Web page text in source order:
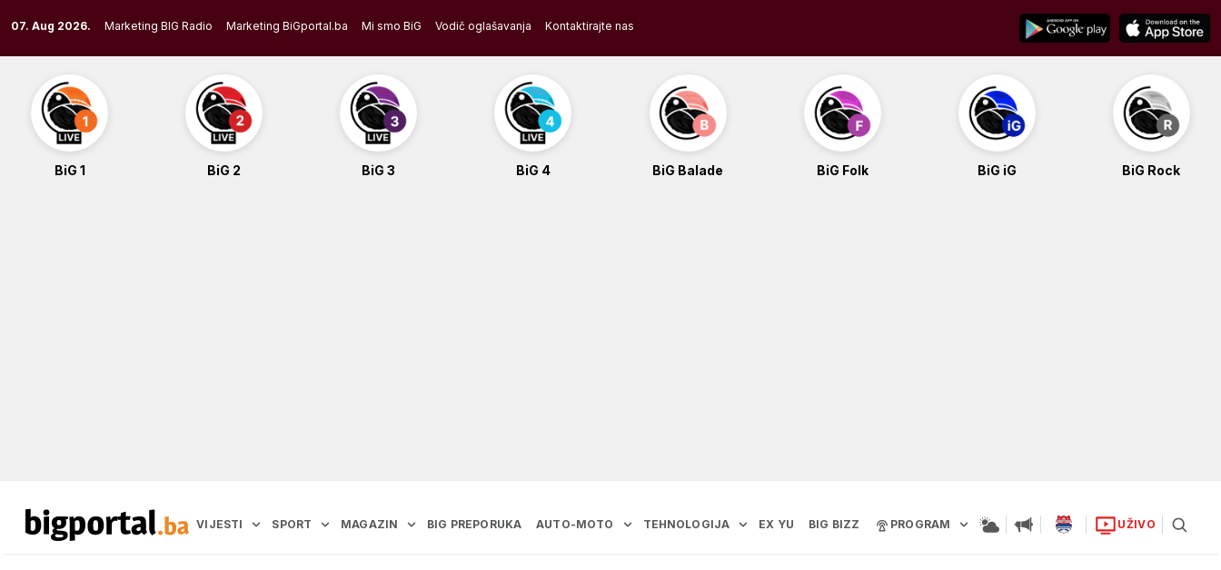
to
content
07. Aug 2026. Marketing BIG Radio Marketing BiGportal.ba Mi smo BiG Vodič oglašavanja Kontaktirajte nas
BiG 1 BiG 2 BiG 3 BiG 4 BiG Balade BiG Folk BiG iG BiG Rock
VIJESTI SPORT MAGAZIN BIG PREPORUKA AUTO-MOTO TEHNOLOGIJA EX YU BIG BIZZ PROGRAM UŽIVO